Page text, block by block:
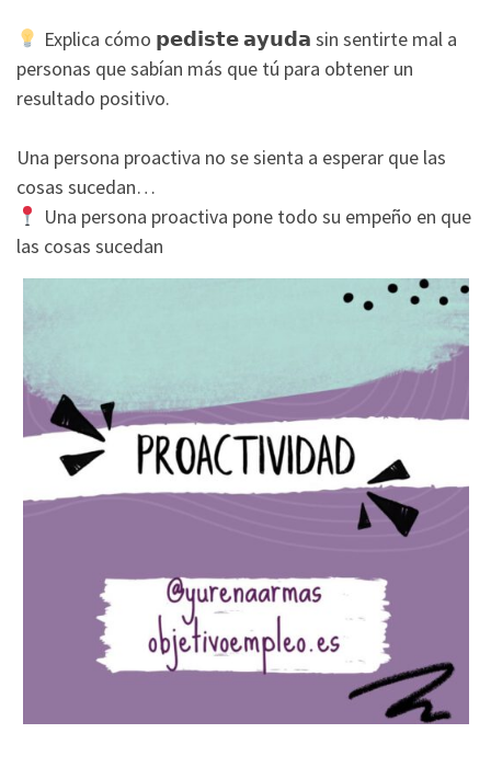
Explica cómo 𝗽𝗲𝗱𝗶𝘀𝘁𝗲 𝗮𝘆𝘂𝗱𝗮 sin sentirte mal a
personas que sabían más que tú para obtener un
resultado positivo.
Una persona proactiva no se sienta a esperar que las
cosas sucedan…
Una persona proactiva pone todo su empeño en que
las cosas sucedan